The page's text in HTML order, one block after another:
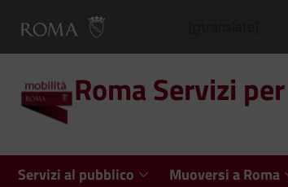
Roma Servizi
Servizi al pubblico Muoversi a Roma